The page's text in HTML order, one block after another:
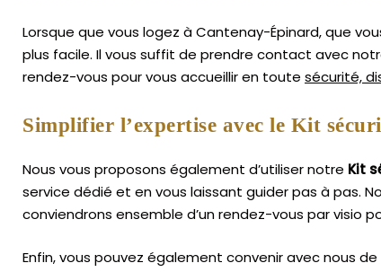
Lorsque que vous logez à Cantenay-Épinard, que
plus facile. Il vous suffit de prendre contact avec
rendez-vous pour vous accueillir en toute sécurité,
Simplifier l’expertise avec le Kit
Nous vous proposons également d’utiliser notre Kit
service dédié et en vous laissant guider pas à pas.
conviendrons ensemble d’un rendez-vous par visio
Enfin, vous pouvez également convenir avec nous de